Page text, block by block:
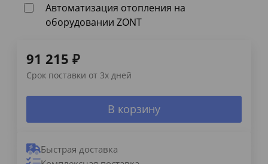
Автоматизация отопления на
оборудовании ZONT
91 215 ₽
Срок поставки от 3х дней
В корзину
Быстрая доставка